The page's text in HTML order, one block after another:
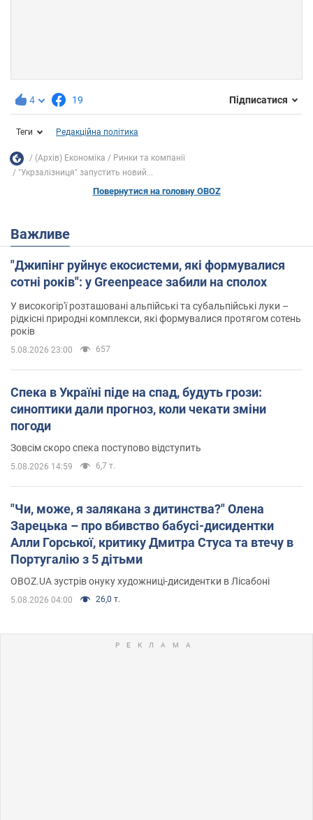
4 19 Підписатися
Теги Редакційна політика
(Архів) Економіка
Ринки та компанії
"Укрзалізниця" запустить новий...
Повернутися на головну OBOZ
Важливе
"Джипінг руйнує екосистеми, які формувалися
сотні років": у Greenpeace забили на сполох
У високогір'ї розташовані альпійські та субальпійські луки –
рідкісні природні комплекси, які формувалися протягом сотень
років
5.08.2026 23:00 657
Спека в Україні піде на спад, будуть грози:
синоптики дали прогноз, коли чекати зміни
погоди
Зовсім скоро спека поступово відступить
5.08.2026 14:59 6,7 т.
"Чи, може, я залякана з дитинства?" Олена
Зарецька – про вбивство бабусі-дисидентки
Алли Горської, критику Дмитра Стуса та втечу в
Португалію з 5 дітьми
OBOZ.UA зустрів онуку художниці-дисидентки в Лісабоні
5.08.2026 04:00 26,0 т.